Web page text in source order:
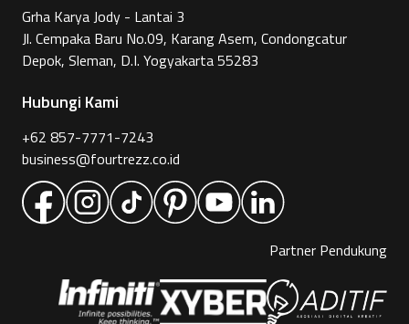
Grha Karya Jody - Lantai 3
Jl. Cempaka Baru No.09, Karang Asem, Condongcatur
Depok, Sleman, D.I. Yogyakarta 55283
Hubungi Kami
+62 857-7771-7243
business@fourtrezz.co.id
Partner Pendukung